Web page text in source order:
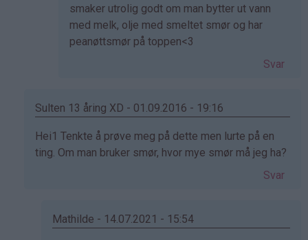
av
marte
(ikke
smaker utrolig godt om man bytter ut vann
med melk, olje med smeltet smør og har
peanøttsmør på toppen<3
Svar
Sulten 13 åring XD - 01.09.2016 - 19:16
Som
svar
Hei1 Tenkte å prøve meg på dette men lurte på en
ting. Om man bruker smør, hvor mye smør må jeg ha?
Svar
Mathilde - 14.07.2021 - 15:54